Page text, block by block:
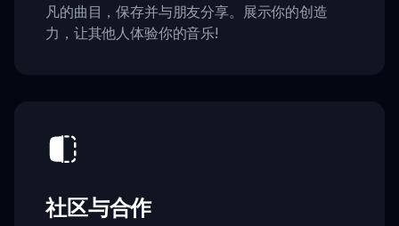
凡的曲目，保存并与朋友分享。展示你的创造
力，让其他人体验你的音乐!
社区与合作